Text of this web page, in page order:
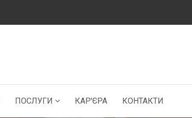
ПОСЛУГИ КАР'ЄРА КОНТАКТИ